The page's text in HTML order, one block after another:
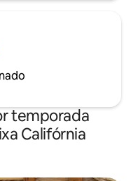
temporada
Califórnia